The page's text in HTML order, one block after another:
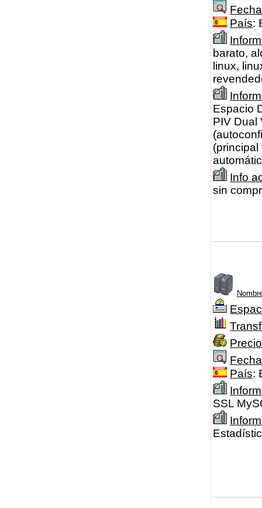
País:
barato,
linux,
Espacio
PIV Dual
Info
sin
Precio
País:
SSL